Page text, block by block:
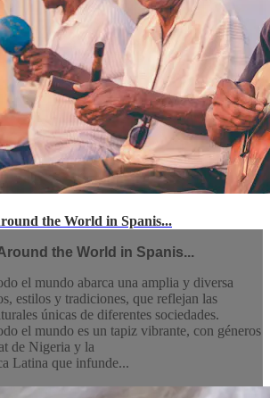
the World in Spanis...
the World in Spanis...
el mundo abarca una amplia y diversa
estilos y tradiciones, que reflejan las
únicas de diferentes sociedades.
el mundo es un tapiz vibrante, con géneros
de Nigeria y la
Latina que infunde...